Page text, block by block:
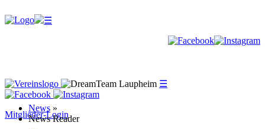
☰
☰
Mitglieder-Login
News »
News Reader